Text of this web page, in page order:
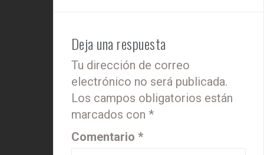
Deja una respuesta
Tu dirección de correo
electrónico no será publicada.
Los campos obligatorios están
marcados con *
Comentario *